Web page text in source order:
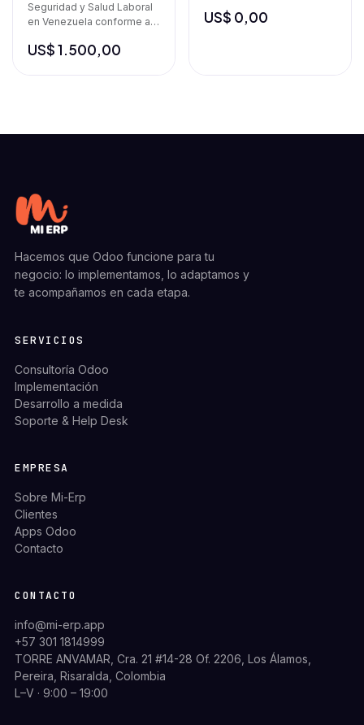
Seguridad y Salud Laboral
en Venezuela conforme a
accidentes, riesgos, salud
US$1.500,00
TodoTicket
US$ 0,00
Hacemos que Odoo funcione para tu
negocio: lo implementamos, lo adaptamos y
te acompañamos en cada etapa.
SERVICIOS
Consultoría Odoo
Implementación
Desarrollo a medida
Soporte & Help Desk
EMPRESA
Sobre Mi-Erp
Clientes
Apps Odoo
Contacto
CONTACTO
info@mi-erp.app
+57 301 1814999
TORRE ANVAMAR, Cra. 21 #14-28 Of. 2206, Los Álamos,
Pereira, Risaralda, Colombia
L–V · 9:00 – 19:00